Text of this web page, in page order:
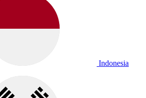
Indonesia